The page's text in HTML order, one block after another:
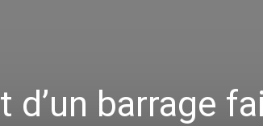
d’un barrage